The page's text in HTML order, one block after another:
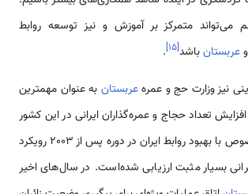
می‌تواند متمرکز بر آموزش و نیز توسعه روابط
عربستانباشد[۱۵]
.
نیز وزارت حج و عمرهعربستان به عنوان مهمترین
تعداد حجاج و عمره‌گذاران ایرانی در این کشور
تلاش می‌کند. به خصوص با بهبود روابط ایران در دوره پس از 2003 رویکرد
بسیار مثبت ارزیابی شده‌است. در سال‌های اخیر